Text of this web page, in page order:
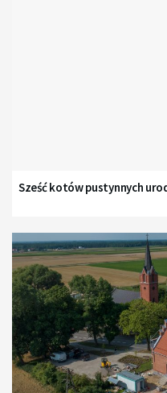
Sześć kotów pustynnych